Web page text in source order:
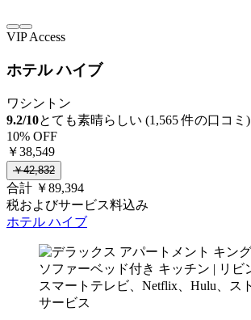
VIP Access
ホテル ハイブ
ワシントン
9.2/10とても素晴らしい (1,565 件の口コミ)
10% OFF
￥38,549
￥42,832
合計 ￥89,394
税およびサービス料込み
ホテル ハイブ